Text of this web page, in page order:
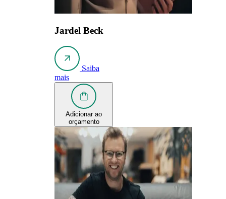
Jardel Beck
Saiba
mais
Adicionar ao
orçamento